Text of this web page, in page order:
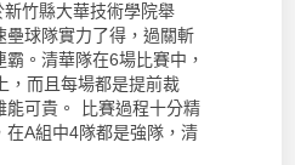
竹縣大華技術學院舉
壘球隊實力了得，過關斬
。清華隊在6場比賽中，
，而且每場都是提前裁
能可貴。 比賽過程十分精
在A組中4隊都是強隊，清